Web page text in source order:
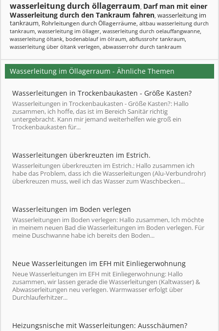
wasserleitung durch öllagerraum, Darf man mit einer
Wasserleitung durch den Tankraum fahren, wasserleitung im
tankraum, Rohrleitungen durch Öllagerräume, altbau wasserleitung durch
tankraum, wasserleitung im öllager, wasserleitung durch oelauffangwanne,
wasserleitung öltank, bodenablauf im ölraum, abflussrohr tankraum,
wasserleitung über öltank verlegen, abwasserrohr durch tankraum
Wasserleitung im Öllagerraum - Ähnliche Themen
Wasserleitungen in Trockenbaukasten - Größe Kasten?
Wasserleitungen in Trockenbaukasten - Größe Kasten?: Hallo
zusammen, ich hoffe, das ist im Bereich Sanitär richtig
untergebracht. Kann mir jemand weiterhelfen wie groß ein
Trockenbaukasten für...
Wasserleitungen überkreuzten im Estrich.
Wasserleitungen überkreuzten im Estrich.: Hallo zusammen ich
habe das Problem, dass ich die Wasserleitungen (Alu-Verbundrohr)
überkreuzen muss, weil ich das Wasser zum Waschbecken...
Wasserleitungen im Boden verlegen
Wasserleitungen im Boden verlegen: Hallo zusammen, Ich möchte
in meinem neuen Bad die Wasserleitungen im Boden verlegen. Für
meine Duschwanne habe ich bereits den Boden...
Neue Wasserleitungen im EFH mit Einliegerwohnung
Neue Wasserleitungen im EFH mit Einliegerwohnung: Hallo
zusammen, wir lassen gerade die Wasserleitungen (Kaltwasser) &
Abwasserleitungen neu verlegen. Warmwasser erfolgt über
Durchlauferhitzer...
Heizungsnische mit Wasserleitungen: Ausschäumen?